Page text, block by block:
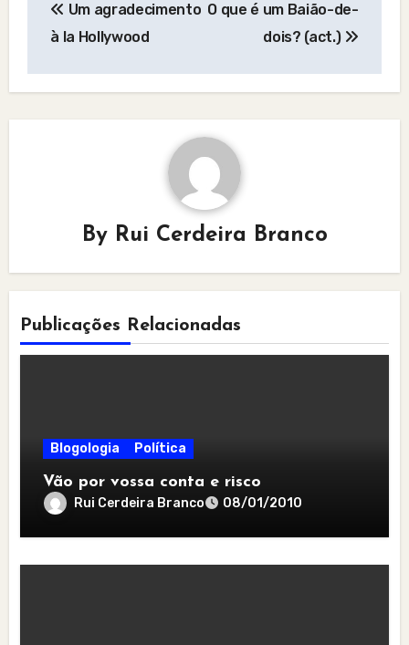
navigation
Um agradecimento
à la Hollywood
O que é um Baião-de-
dois? (act.)
By Rui Cerdeira Branco
Publicações Relacionadas
Blogologia Política
Vão por vossa conta e risco
Rui Cerdeira Branco 08/01/2010